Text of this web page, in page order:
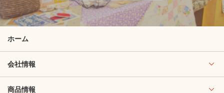
ホーム
会社情報
商品情報